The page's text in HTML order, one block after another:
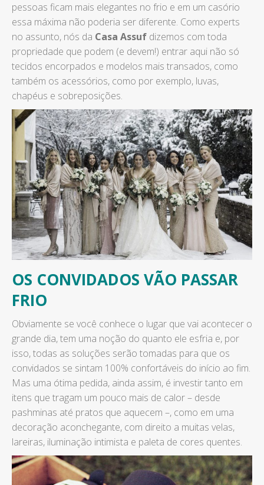
pessoas ficam mais elegantes no frio e em um casório
essa máxima não poderia ser diferente. Como experts
no assunto, nós da Casa Assuf dizemos com toda
propriedade que podem (e devem!) entrar aqui não só
tecidos encorpados e modelos mais transados, como
também os acessórios, como por exemplo, luvas,
chapéus e sobreposições.
OS CONVIDADOS VÃO PASSAR
FRIO
Obviamente se você conhece o lugar que vai acontecer o
grande dia, tem uma noção do quanto ele esfria e, por
isso, todas as soluções serão tomadas para que os
convidados se sintam 100% confortáveis do início ao fim.
Mas uma ótima pedida, ainda assim, é investir tanto em
itens que tragam um pouco mais de calor – desde
pashminas até pratos que aquecem –, como em uma
decoração aconchegante, com direito a muitas velas,
lareiras, iluminação intimista e paleta de cores quentes.